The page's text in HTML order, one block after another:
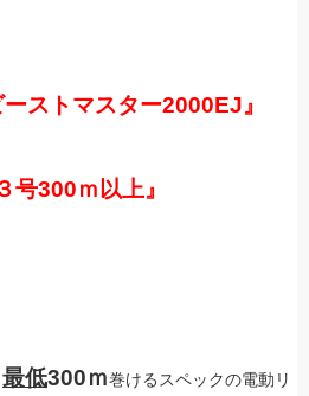
ーストマスター2000EJ』
号300ｍ以上』
最低300ｍ巻けるスペックの電動リ